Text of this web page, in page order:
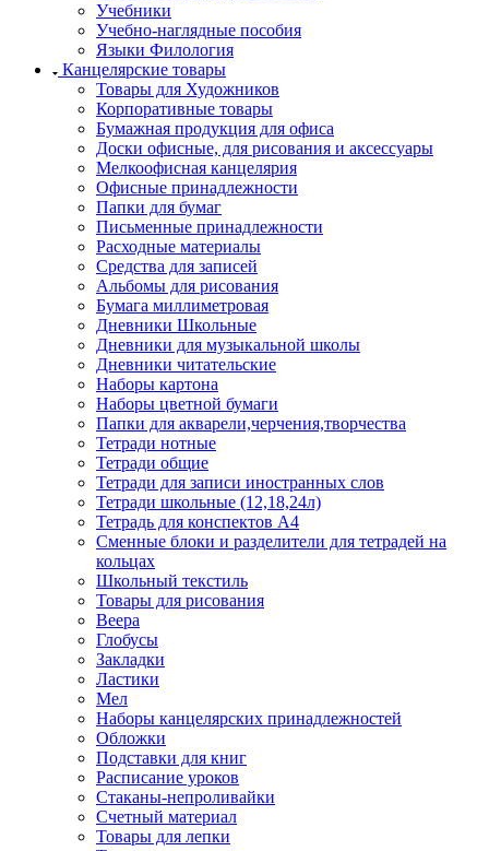
Учебники
Учебно-наглядные пособия
Языки Филология
Канцелярские товары
Товары для Художников
Корпоративные товары
Бумажная продукция для офиса
Доски офисные, для рисования и аксессуары
Мелкоофисная канцелярия
Офисные принадлежности
Папки для бумаг
Письменные принадлежности
Расходные материалы
Средства для записей
Альбомы для рисования
Бумага миллиметровая
Дневники Школьные
Дневники для музыкальной школы
Дневники читательские
Наборы картона
Наборы цветной бумаги
Папки для акварели,черчения,творчества
Тетради нотные
Тетради общие
Тетради для записи иностранных слов
Тетради школьные (12,18,24л)
Тетрадь для конспектов А4
Сменные блоки и разделители для тетрадей на
кольцах
Школьный текстиль
Товары для рисования
Веера
Глобусы
Закладки
Ластики
Мел
Наборы канцелярских принадлежностей
Обложки
Подставки для книг
Расписание уроков
Стаканы-непроливайки
Счетный материал
Товары для лепки